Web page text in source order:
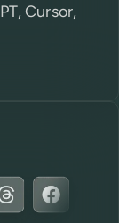
Cursor,